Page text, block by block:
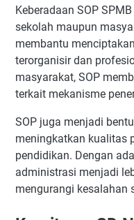
Keberadaan SOP
sekolah maupun
membantu
terorganisir dan
masyarakat, SOP
terkait mekanisme
SOP juga menjadi
meningkatkan kualitas
pendidikan. Dengan
administrasi menjadi
mengurangi kesalahan